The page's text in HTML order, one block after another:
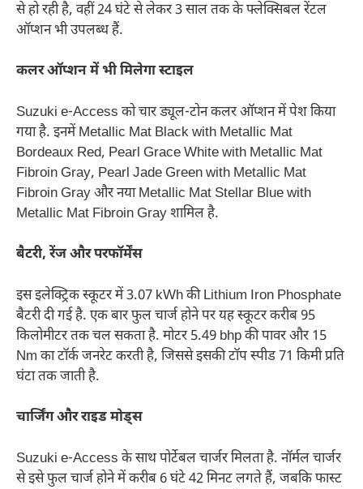
से हो रही है, वहीं 24 घंटे से लेकर 3 साल तक के फ्लेक्सिबल रेंटल
ऑप्शन भी उपलब्ध हैं.
कलर ऑप्शन में भी मिलेगा स्टाइल
Suzuki e-Access को चार ड्यूल-टोन कलर ऑप्शन में पेश किया
गया है. इनमें Metallic Mat Black with Metallic Mat
Bordeaux Red, Pearl Grace White with Metallic Mat
Fibroin Gray, Pearl Jade Green with Metallic Mat
Fibroin Gray और नया Metallic Mat Stellar Blue with
Metallic Mat Fibroin Gray शामिल है.
बैटरी, रेंज और परफॉर्मेंस
इस इलेक्ट्रिक स्कूटर में 3.07 kWh की Lithium Iron Phosphate
बैटरी दी गई है. एक बार फुल चार्ज होने पर यह स्कूटर करीब 95
किलोमीटर तक चल सकता है. मोटर 5.49 bhp की पावर और 15
Nm का टॉर्क जनरेट करती है, जिससे इसकी टॉप स्पीड 71 किमी प्रति
घंटा तक जाती है.
चार्जिंग और राइड मोड्स
Suzuki e-Access के साथ पोर्टेबल चार्जर मिलता है. नॉर्मल चार्जर
से इसे फुल चार्ज होने में करीब 6 घंटे 42 मिनट लगते हैं, जबकि फास्ट